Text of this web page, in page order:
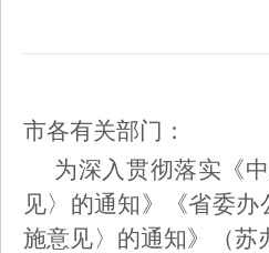
市各有关部门：
为深入贯彻落实《
见〉的通知》《省委办
施意见〉的通知》（苏